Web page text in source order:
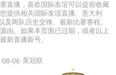
直播，喜欢国际友谊可以提前收藏
提供相关国际友谊直播、意大利
两队历史交锋、最新比赛赛程。
由。如果本页面已过期，或者以上
新直播新号。
08-06 美冠联